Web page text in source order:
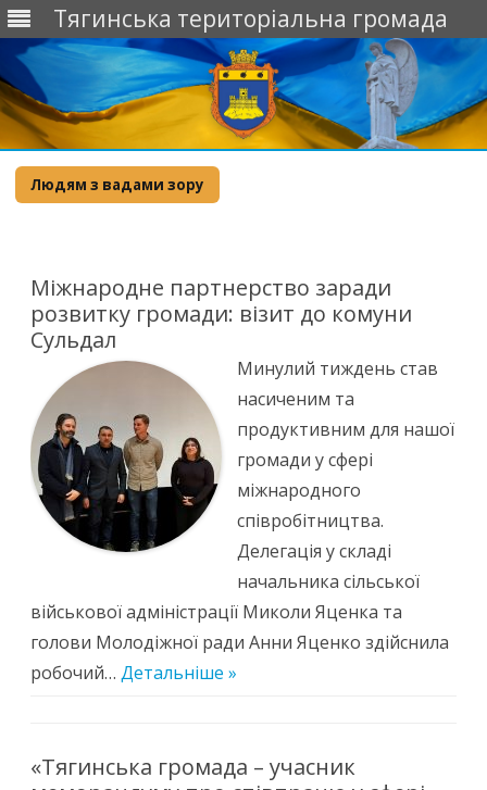
Тягинська територіальна громада
Людям з вадами зору
Міжнародне партнерство заради
розвитку громади: візит до комуни
Сульдал
Минулий тиждень став
насиченим та
продуктивним для нашої
громади у сфері
міжнародного
співробітництва.
Делегація у складі
начальника сільської
військової адміністрації Миколи Яценка та
голови Молодіжної ради Анни Яценко здійснила
робочий… Детальніше »
«Тягинська громада – учасник